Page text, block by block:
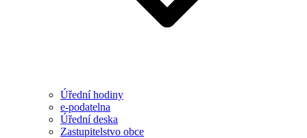
Úřední hodiny
e-podatelna
Úřední deska
Zastupitelstvo obce